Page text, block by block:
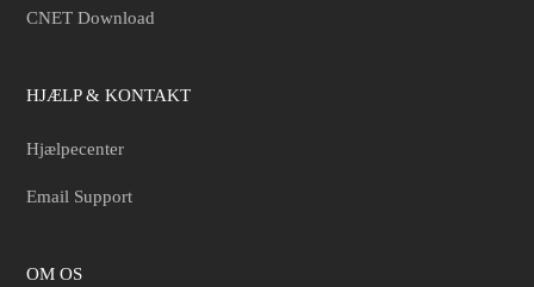
CNET Download
HJÆLP & KONTAKT
Hjælpecenter
Email Support
OM OS